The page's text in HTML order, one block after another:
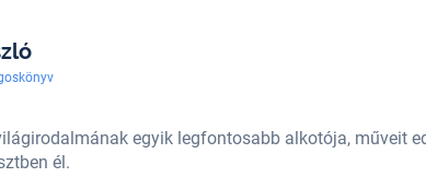
egyik legfontosabb alkotója, műveit
él.